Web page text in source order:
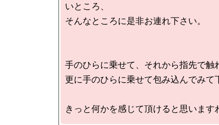
いところ、
そんなところに是非お連れ下さい。
手のひらに乗せて、それから指先で触
更に手のひらに乗せて包み込んでみて